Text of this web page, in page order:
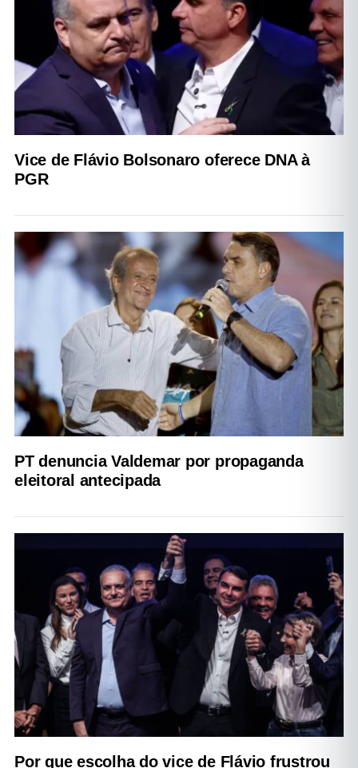
Vice de Flávio Bolsonaro oferece DNA à
PGR
PT denuncia Valdemar por propaganda
eleitoral antecipada
Por que escolha do vice de Flávio frustrou